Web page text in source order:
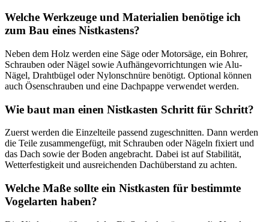
Welche Werkzeuge und Materialien benötige ich
zum Bau eines Nistkastens?
Neben dem Holz werden eine Säge oder Motorsäge, ein Bohrer,
Schrauben oder Nägel sowie Aufhängevorrichtungen wie Alu-
Nägel, Drahtbügel oder Nylonschnüre benötigt. Optional können
auch Ösenschrauben und eine Dachpappe verwendet werden.
Wie baut man einen Nistkasten Schritt für Schritt?
Zuerst werden die Einzelteile passend zugeschnitten. Dann werden
die Teile zusammengefügt, mit Schrauben oder Nägeln fixiert und
das Dach sowie der Boden angebracht. Dabei ist auf Stabilität,
Wetterfestigkeit und ausreichenden Dachüberstand zu achten.
Welche Maße sollte ein Nistkasten für bestimmte
Vogelarten haben?